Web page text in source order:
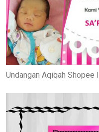
Undangan Aqiqah Shopee